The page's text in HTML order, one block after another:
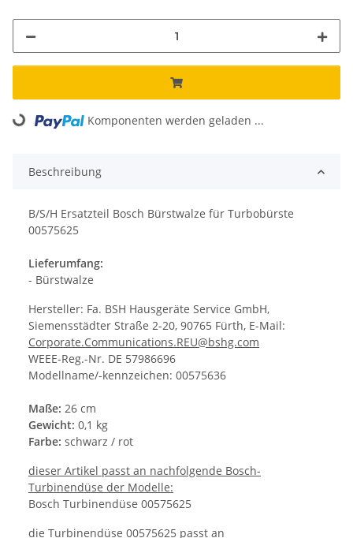
Loading... Komponenten werden geladen ...
Beschreibung
B/S/H Ersatzteil Bosch Bürstwalze für Turbobürste
00575625
Lieferumfang:
- Bürstwalze
Hersteller: Fa. BSH Hausgeräte Service GmbH,
Siemensstädter Straße 2-20, 90765 Fürth, E-Mail:
Corporate.Communications.REU@bshg.com
WEEE-Reg.-Nr. DE 57986696
Modellname/-kennzeichen: 00575636
Maße: 26 cm
Gewicht: 0,1 kg
Farbe: schwarz / rot
dieser Artikel passt an nachfolgende Bosch-
Turbinendüse der Modelle:
Bosch Turbinendüse 00575625
die Turbinendüse 00575625 passt an